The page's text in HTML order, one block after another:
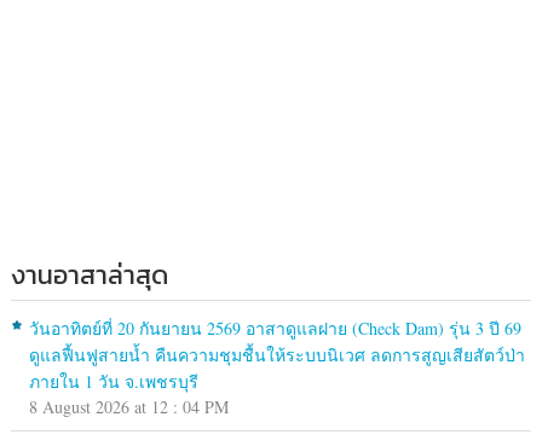
งานอาสาล่าสุด
วันอาทิตย์ที่ 20 กันยายน 2569 อาสาดูแลฝาย (Check Dam) รุ่น 3 ปี 69
ดูแลฟื้นฟูสายน้ำ คืนความชุมชื้นให้ระบบนิเวศ ลดการสูญเสียสัตว์ป่า
ภายใน 1 วัน จ.เพชรบุรี
8 August 2026 at 12 : 04 PM